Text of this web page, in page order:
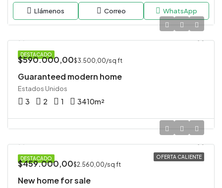
Llámenos Correo WhatsApp
DESTACADO
$590.000,00$3.500,00/sq ft
Guaranteed modern home
Estados Unidos
3 2 1 3410m²
DESTACADO OFERTA CALIENTE
$459.000,00$2.560,00/sq ft
New home for sale